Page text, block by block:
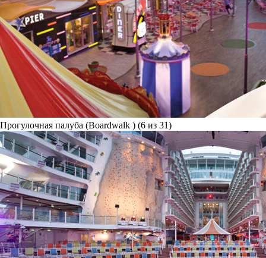
Прогулочная палуба (Boardwalk ) (6 из 31)